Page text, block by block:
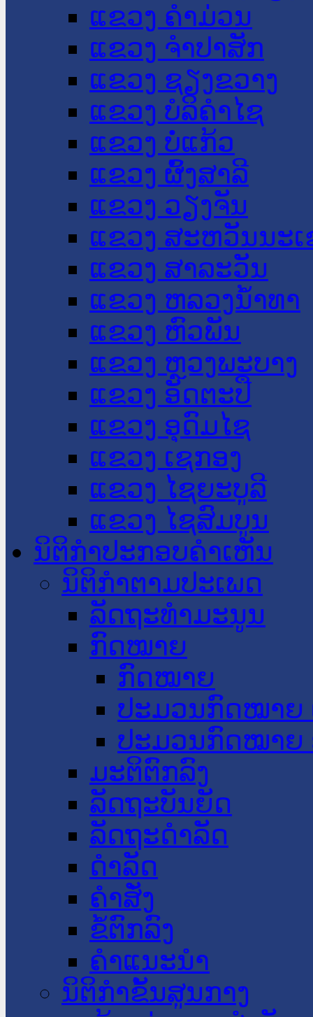
ແຂວງ ຄໍາມ່ວນ
ແຂວງ ຈໍາປາສັກ
ແຂວງ ຊຽງຂວາງ
ແຂວງ ບໍລິຄໍາໄຊ
ແຂວງ ບໍ່ແກ້ວ
ແຂວງ ຜົ້ງສາລີ
ແຂວງ ວຽງຈັນ
ແຂວງ ສະຫວັນນະ
ແຂວງ ສາລະວັນ
ແຂວງ ຫລວງນໍ້າທາ
ແຂວງ ຫົວພັນ
ແຂວງ ຫຼວງພະບາງ
ແຂວງ ອັດຕະປື
ແຂວງ ອຸດົມໄຊ
ແຂວງ ເຊກອງ
ແຂວງ ໄຊຍະບູລີ
ແຂວງ ໄຊສົມບູນ
ນິຕິກໍາປະກອບຄໍາເຫັນ
ນິຕິກໍາຕາມປະເພດ
ລັດຖະທໍາມະນູນ
ກົດໝາຍ
ກົດໝາຍ
ປະມວນກົດໝາຍ
ປະມວນກົດໝາຍ
ມະຕິຕົກລົງ
ລັດຖະບັນຍັດ
ລັດຖະດໍາລັດ
ດໍາລັດ
ຄໍາສັ່ງ
ຂໍ້ຕົກລົງ
ຄໍາແນະນໍາ
ນິຕິກຳຂັ້ນສູນກາງ